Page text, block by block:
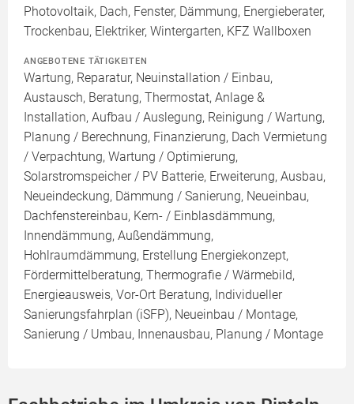
Photovoltaik, Dach, Fenster, Dämmung, Energieberater,
Trockenbau, Elektriker, Wintergarten, KFZ Wallboxen
ANGEBOTENE TÄTIGKEITEN
Wartung, Reparatur, Neuinstallation / Einbau,
Austausch, Beratung, Thermostat, Anlage &
Installation, Aufbau / Auslegung, Reinigung / Wartung,
Planung / Berechnung, Finanzierung, Dach Vermietung
/ Verpachtung, Wartung / Optimierung,
Solarstromspeicher / PV Batterie, Erweiterung, Ausbau,
Neueindeckung, Dämmung / Sanierung, Neueinbau,
Dachfenstereinbau, Kern- / Einblasdämmung,
Innendämmung, Außendämmung,
Hohlraumdämmung, Erstellung Energiekonzept,
Fördermittelberatung, Thermografie / Wärmebild,
Energieausweis, Vor-Ort Beratung, Individueller
Sanierungsfahrplan (iSFP), Neueinbau / Montage,
Sanierung / Umbau, Innenausbau, Planung / Montage